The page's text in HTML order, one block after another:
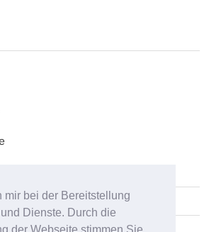
mir bei der Bereitstellung
Dienste. Durch die